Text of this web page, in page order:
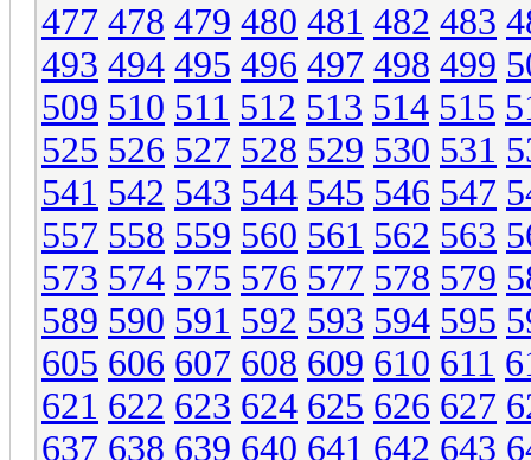
477 478 479 480 481 482 483
493 494 495 496 497 498 499
509 510 511 512 513 514 515
525 526 527 528 529 530 531
541 542 543 544 545 546 547
557 558 559 560 561 562 563
573 574 575 576 577 578 579
589 590 591 592 593 594 595
605 606 607 608 609 610 611
621 622 623 624 625 626 627
637 638 639 640 641 642 643